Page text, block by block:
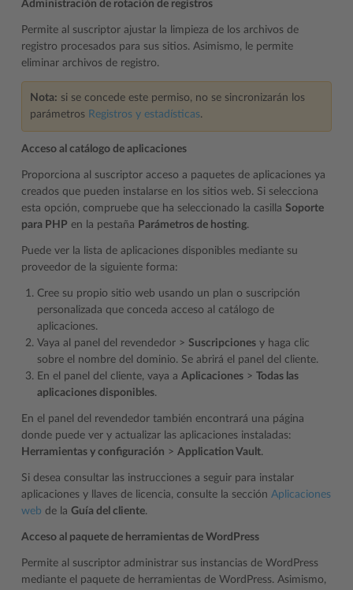
Administración de rotación de registros
Permite al suscriptor ajustar la limpieza de los archivos de
registro procesados para sus sitios. Asimismo, le permite
eliminar archivos de registro.
Nota: si se concede este permiso, no se sincronizarán los
parámetros Registros y estadísticas.
Acceso al catálogo de aplicaciones
Proporciona al suscriptor acceso a paquetes de aplicaciones ya
creados que pueden instalarse en los sitios web. Si selecciona
esta opción, compruebe que ha seleccionado la casilla Soporte
para PHP en la pestaña Parámetros de hosting.
Puede ver la lista de aplicaciones disponibles mediante su
proveedor de la siguiente forma:
Cree su propio sitio web usando un plan o suscripción
personalizada que conceda acceso al catálogo de
aplicaciones.
Vaya al panel del revendedor > Suscripciones y haga clic
sobre el nombre del dominio. Se abrirá el panel del cliente.
En el panel del cliente, vaya a Aplicaciones > Todas las
aplicaciones disponibles.
En el panel del revendedor también encontrará una página
donde puede ver y actualizar las aplicaciones instaladas:
Herramientas y configuración > Application Vault.
Si desea consultar las instrucciones a seguir para instalar
aplicaciones y llaves de licencia, consulte la sección Aplicaciones
web de la Guía del cliente.
Acceso al paquete de herramientas de WordPress
Permite al suscriptor administrar sus instancias de WordPress
mediante el paquete de herramientas de WordPress. Asimismo,